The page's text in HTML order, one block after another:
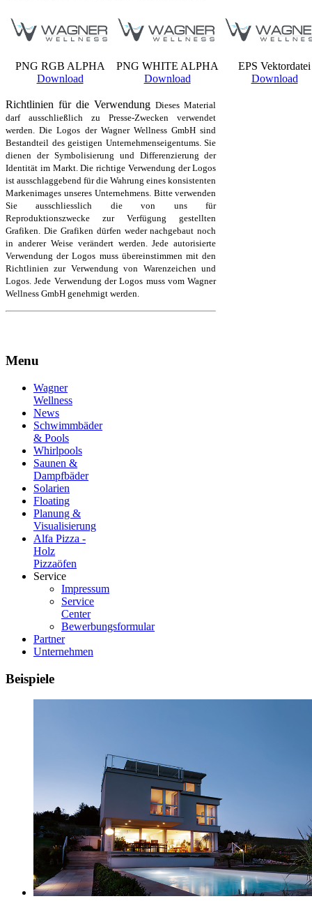
PNG RGB ALPHA
Download
PNG WHITE ALPHA
Download
EPS Vektordatei
Download
Richtlinien für die VerwendungDieses Material
darf ausschließlich zu Presse-Zwecken verwendet
werden. Die Logos der Wagner Wellness GmbH sind
Bestandteil des geistigen Unternehmenseigentums. Sie
dienen der Symbolisierung und Differenzierung der
Identität im Markt. Die richtige Verwendung der Logos
ist ausschlaggebend für die Wahrung eines konsistenten
Markenimages unseres Unternehmens. Bitte verwenden
Sie ausschliesslich die von uns für
Reproduktionszwecke zur Verfügung gestellten
Grafiken. Die Grafiken dürfen weder nachgebaut noch
in anderer Weise verändert werden. Jede autorisierte
Verwendung der Logos muss übereinstimmen mit den
Richtlinien zur Verwendung von Warenzeichen und
Logos. Jede Verwendung der Logos muss vom Wagner
Wellness GmbH genehmigt werden.
Menu
Wagner
Wellness
News
Schwimmbäder
& Pools
Whirlpools
Saunen &
Dampfbäder
Solarien
Floating
Planung &
Visualisierung
Alfa Pizza -
Holz
Pizzaöfen
Service
Impressum
Service
Center
Bewerbungsformular
Partner
Unternehmen
Beispiele